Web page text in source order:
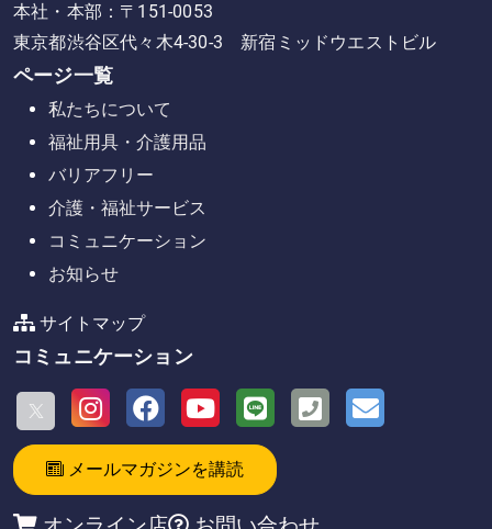
本社・本部：〒151-0053
東京都渋谷区代々木4-30-3 新宿ミッドウエストビル
ページ一覧
私たちについて
福祉用具・介護用品
バリアフリー
介護・福祉サービス
コミュニケーション
お知らせ
サイトマップ
コミュニケーション
メールマガジンを講読